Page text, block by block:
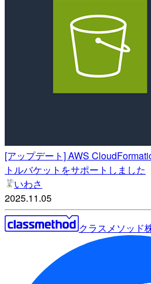
[アップデート] AWS
トルバケットをサポートしました
いわさ
2025.11.05
クラスメソッド